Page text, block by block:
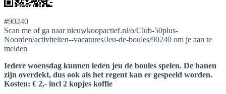
#90240
Scan me of ga naar nieuwkoopactief.nl/o/Club-50plus-
Noorden/activiteiten--vacatures/Jeu-de-boules/90240 om je aan te
melden
Iedere woensdag kunnen leden jeu de boules spelen. De banen
zijn overdekt, dus ook als het regent kan er gespeeld worden.
Kosten: € 2,- incl 2 kopjes koffie